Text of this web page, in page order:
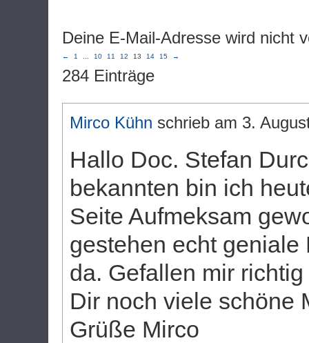
Deine E-Mail-Adresse wird nicht
← 1 10 11 12 13 14 15 →
284 Einträge
Mirco Kühn schrieb am 3.
Hallo Doc. Stefan
bekannten bin ich
Seite Aufmeksam
gestehen echt geniale
da. Gefallen mir
Dir noch viele schöne
Grüße Mirco